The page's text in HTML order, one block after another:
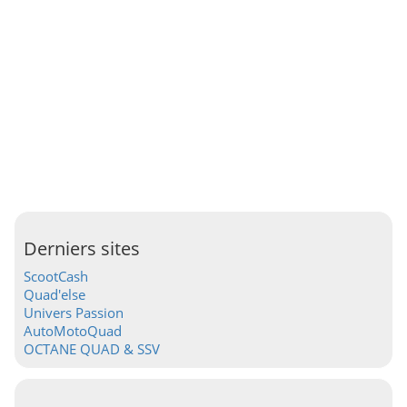
Derniers sites
ScootCash
Quad'else
Univers Passion
AutoMotoQuad
OCTANE QUAD & SSV